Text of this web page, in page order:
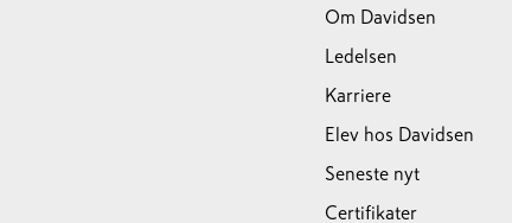
Om Davidsen
Ledelsen
Karriere
Elev hos Davidsen
Seneste nyt
Certifikater